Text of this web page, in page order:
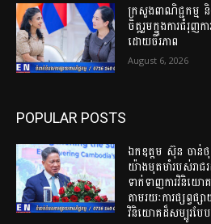
ក្រសួងពាណិជ្ជកម្ម និ
ចិត្តរួមក្នុងការជំរុញ
ដោយចីរភាព
August 6, 2026
POPULAR POSTS
ឯកឧត្តម ស៊ុន ចាន់ថុល
យ៉ាងមុតមាំរបស់រាជ
ទាក់ទាញការវិនិយោ
តាមរយៈការផ្សព្វផ្
វិនិយោគដ៏សម្បូរបែប